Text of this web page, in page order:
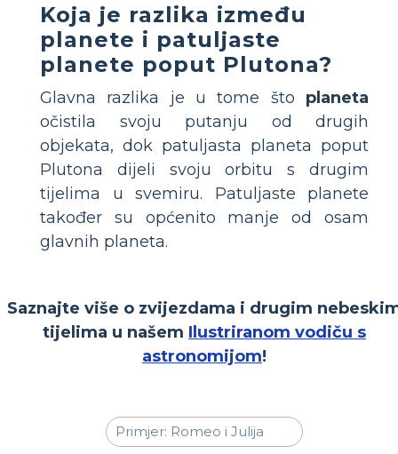
Koja je razlika između
planete i patuljaste
planete poput Plutona?
Glavna razlika je u tome što planeta
očistila svoju putanju od drugih
objekata, dok patuljasta planeta poput
Plutona dijeli svoju orbitu s drugim
tijelima u svemiru. Patuljaste planete
također su općenito manje od osam
glavnih planeta.
Saznajte više o zvijezdama i drugim
tijelima u našem Ilustriranom vodiču s
astronomijom!